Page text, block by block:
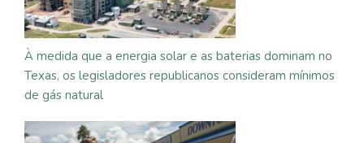
À medida que a energia solar e as baterias dominam no
Texas, os legisladores republicanos consideram mínimos
de gás natural